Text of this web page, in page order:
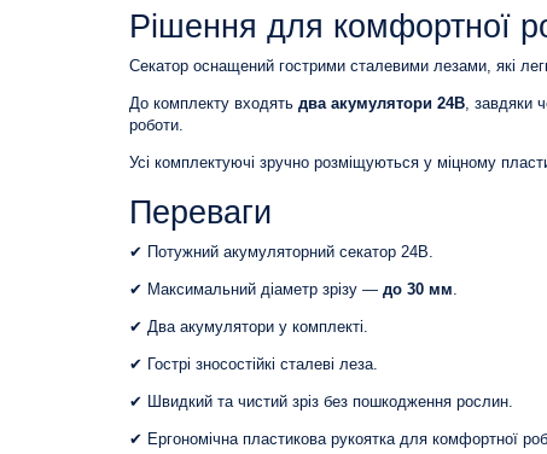
Рішення для комфортної
Секатор оснащений гострими сталевими лезами, які
До комплекту входять два акумулятори 24В, завдяки
роботи.
Усі комплектуючі зручно розміщуються у міцному
Переваги
✔ Потужний акумуляторний секатор 24В.
✔ Максимальний діаметр зрізу — до 30 мм.
✔ Два акумулятори у комплекті.
✔ Гострі зносостійкі сталеві леза.
✔ Швидкий та чистий зріз без пошкодження рослин.
✔ Ергономічна пластикова рукоятка для комфортної